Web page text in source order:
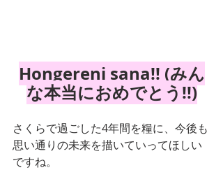
Hongereni sana!! (みん
な本当におめでとう!!)
さくらで過ごした4年間を糧に、今後も
思い通りの未来を描いていってほしい
ですね。